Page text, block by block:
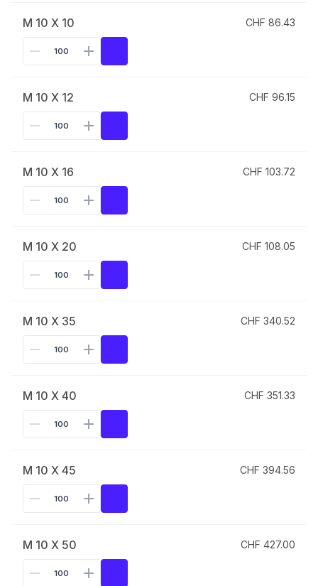
M 10 X 10 CHF 86.43
M 10 X 12 CHF 96.15
M 10 X 16 CHF 103.72
M 10 X 20 CHF 108.05
M 10 X 35 CHF 340.52
M 10 X 40 CHF 351.33
M 10 X 45 CHF 394.56
M 10 X 50 CHF 427.00